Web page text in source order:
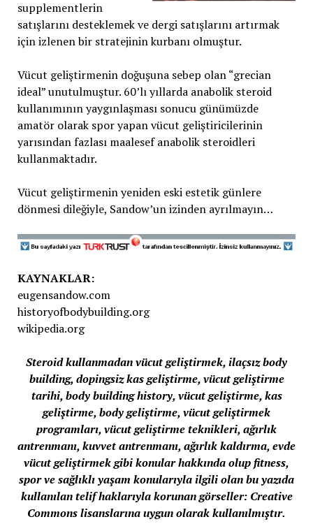
supplementlerin
satışlarını desteklemek ve dergi satışlarını artırmak
için izlenen bir stratejinin kurbanı olmuştur.
Vücut geliştirmenin doğuşuna sebep olan “grecian
ideal” unutulmuştur. 60’lı yıllarda anabolik steroid
kullanımının yaygınlaşması sonucu günümüzde
amatör olarak spor yapan vücut geliştiricilerinin
yarısından fazlası maalesef anabolik steroidleri
kullanmaktadır.
Vücut geliştirmenin yeniden eski estetik günlere
dönmesi dileğiyle, Sandow’un izinden ayrılmayın…
KAYNAKLAR:
eugensandow.com
historyofbodybuilding.org
wikipedia.org
Steroid kullanmadan vücut geliştirmek, ilaçsız body
building, dopingsiz kas geliştirme, vücut geliştirme
tarihi, body building history, vücut geliştirme, kas
geliştirme, body geliştirme, vücut geliştirmek
programları, vücut geliştirme teknikleri, ağırlık
antrenmanı, kuvvet antrenmanı, ağırlık kaldırma, evde
vücut geliştirmek gibi konular hakkında olup fitness,
spor ve sağlıklı yaşam konularıyla ilgili olan bu yazıda
kullanılan telif haklarıyla korunan görseller: Creative
Commons lisanslarına uygun olarak kullanılmıştır.